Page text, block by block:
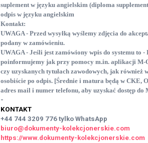
suplement w języku angielskim (diploma
odpis w języku angielskim
Kontakt:
UWAGA - Przed wysyłką wyślemy zdjęcia do
podany w zamówieniu.
UWAGA - Jeśli jest zamówiony wpis do systemu to
poinformujemy jak przy pomocy m.in. aplikacji M-
czy uzyskanych tytułach zawodowych, jak
osobiście po odpis. [Średnie i matura będą w
adres mail i numer telefonu, aby uzyskać dostęp do
-
KONTAKT
+44 744 3209 776 tylko WhatsApp
biuro@dokumenty-kolekcjonerskie.com
https://www.dokumenty-kolekcjonerskie.com